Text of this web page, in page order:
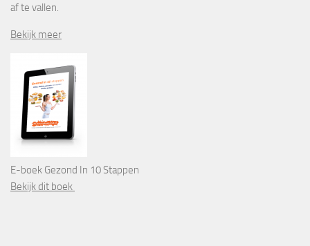
af te vallen.
Bekijk meer
E-boek Gezond In 10 Stappen
Bekijk dit boek